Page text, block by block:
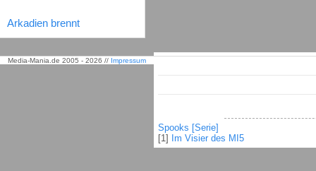
Arkadien brennt
Spooks [Serie]
[1]
Im Visier des MI5
Media-Mania.de 2005 - 2026 // Impressum